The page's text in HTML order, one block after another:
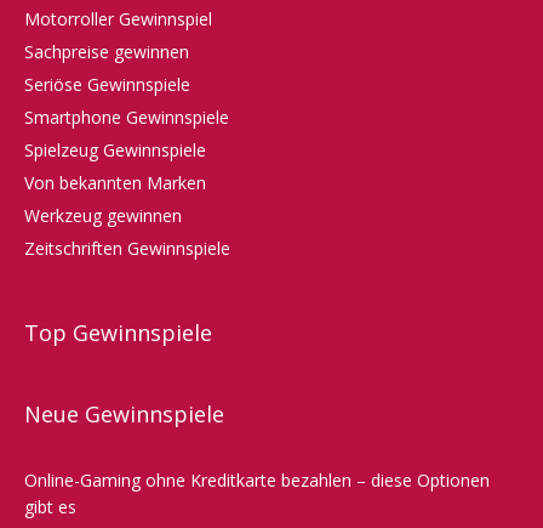
Motorroller Gewinnspiel
Sachpreise gewinnen
Seriöse Gewinnspiele
Smartphone Gewinnspiele
Spielzeug Gewinnspiele
Von bekannten Marken
Werkzeug gewinnen
Zeitschriften Gewinnspiele
Top Gewinnspiele
Neue Gewinnspiele
Online-Gaming ohne Kreditkarte bezahlen – diese Optionen
gibt es